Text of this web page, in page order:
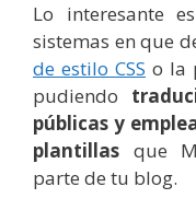
Lo interesante
sistemas en que
de estilo CSS o la
pudiendo
públicas y
plantillas que
parte de tu blog.